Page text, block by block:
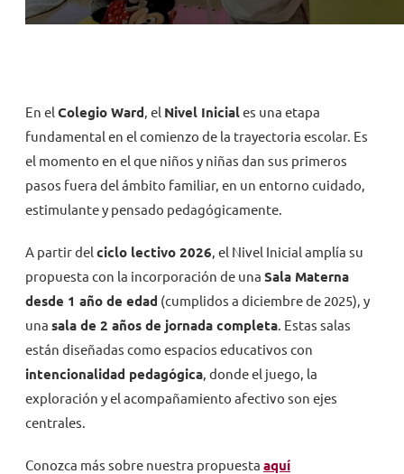
En el Colegio Ward, el Nivel Iniciales una etapa
fundamental en el comienzo de la trayectoria escolar. Es
el momento en el que niños y niñas dan sus primeros
pasos fuera del ámbito familiar, en un entorno cuidado,
estimulante y pensado pedagógicamente.
A partir del ciclo lectivo 2026, el Nivel Inicial amplía su
propuesta con la incorporación de una Sala Materna
desde 1 año de edad (cumplidos a diciembre de 2025), y
una sala de 2 años de jornada completa. Estas salas
están diseñadas como espacios educativos con
intencionalidad pedagógica, donde el juego, la
exploración y el acompañamiento afectivo son ejes
centrales.
Conozca más sobre nuestra propuesta aquí